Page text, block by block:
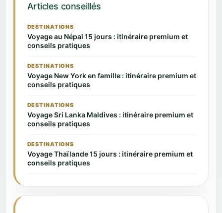
Articles conseillés
DESTINATIONS
Voyage au Népal 15 jours : itinéraire premium et
conseils pratiques
DESTINATIONS
Voyage New York en famille : itinéraire premium et
conseils pratiques
DESTINATIONS
Voyage Sri Lanka Maldives : itinéraire premium et
conseils pratiques
DESTINATIONS
Voyage Thaïlande 15 jours : itinéraire premium et
conseils pratiques